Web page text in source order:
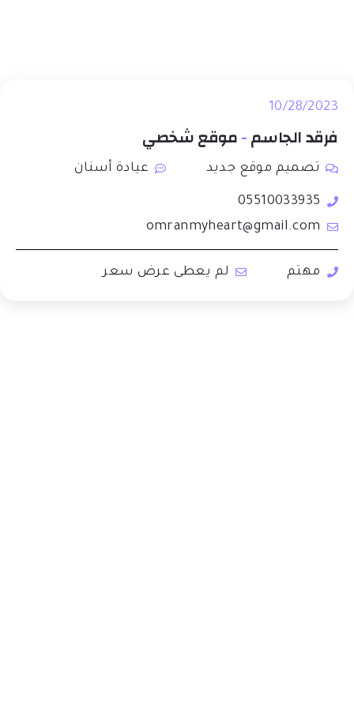
10/28/2023
فرقد الجاسم-موقع شخصي
تصميم موقع جديد عيادة أسنان
05510033935
omranmyheart@gmail.com
مهتم لم يعطى عرض سعر